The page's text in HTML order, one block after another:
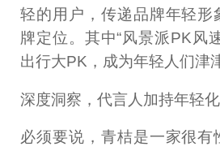
轻的用户，传递品牌年轻形
牌定位。其中“风景派PK风
出行大PK，成为年轻人们津
深度洞察，代言人加持年轻
必须要说，青桔是一家很有